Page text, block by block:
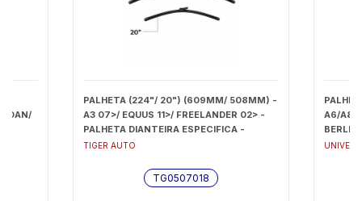
PALHETA (224"/ 20") (609MM/ 508MM) -
A3 07>/ EQUUS 11>/ FREELANDER 02> -
PALHETA DIANTEIRA ESPECIFICA -
TG0507018
TIGER AUTO
TG0507018
A6/A8/
P80203